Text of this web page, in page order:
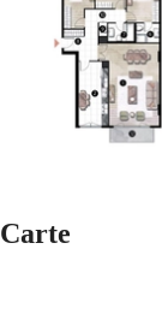
Carte